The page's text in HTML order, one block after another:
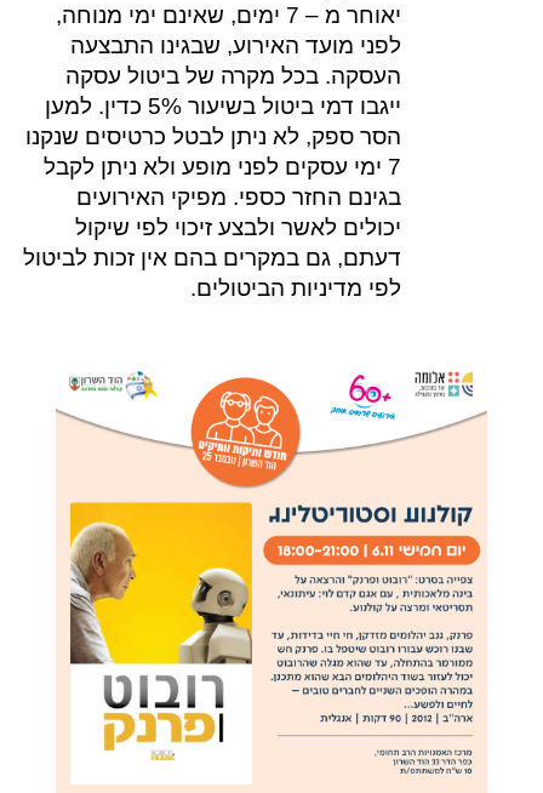
יאוחר מ – 7 ימים, שאינם ימי מנוחה,
לפני מועד האירוע, שבגינו התבצעה
העסקה. בכל מקרה של ביטול עסקה
ייגבו דמי ביטול בשיעור 5% כדין. למען
הסר ספק, לא ניתן לבטל כרטיסים שנקנו
7 ימי עסקים לפני מופע ולא ניתן לקבל
בגינם החזר כספי. מפיקי האירועים
יכולים לאשר ולבצע זיכוי לפי שיקול
דעתם, גם במקרים בהם אין זכות לביטול
לפי מדיניות הביטולים.